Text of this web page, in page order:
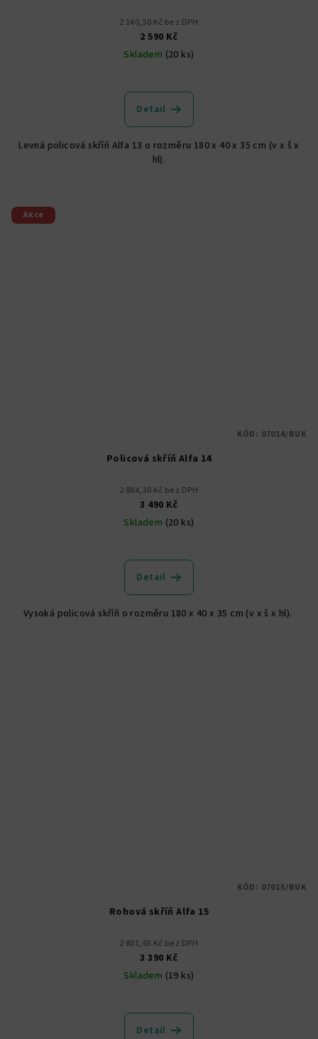
2 140,50 Kč bez DPH
2 590 Kč
Skladem (20 ks)
hodnocení
produktu
z
5
Detail
Levná policová skříň Alfa 13 o rozměru 180 x 40 x 35 cm (v x š x
hl).
Akce
Policová skříň Alfa 14
2 884,30 Kč bez DPH
3 490 Kč
Skladem (20 ks)
hodnocení
produktu
z
Detail
Vysoká policová skříň o rozměru 180 x 40 x 35 cm (v x š x hl).
KÓD: 07014/BUK
Rohová skříň Alfa 15
2 801,65 Kč bez DPH
3 390 Kč
Skladem (19 ks)
hodnocení
produktu
Detail
KÓD: 07015/BUK